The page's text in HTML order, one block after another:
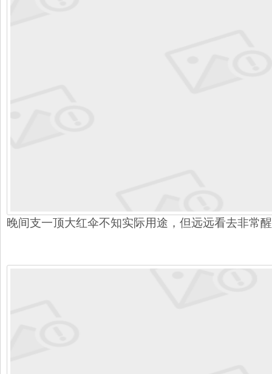
晚间支一顶大红伞不知实际用途，但远远看去非常